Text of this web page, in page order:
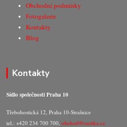
Obchodní podmínky
Fotogalerie
Kontakty
Blog
Kontakty
Sídlo společnosti Praha 10
Třebohostická 12, Praha 10-Strašnice
tel.: +420 234 700 700,obchod@razitka.cz